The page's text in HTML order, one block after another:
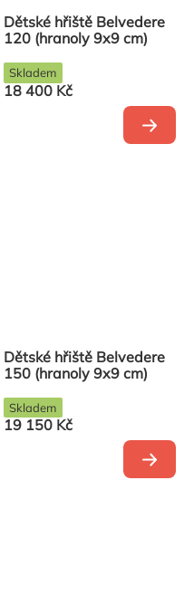
Dětské hřiště Belvedere
120 (hranoly 9x9 cm)
18 400 Kč
Skladem
Dětské hřiště Belvedere
150 (hranoly 9x9 cm)
19 150 Kč
Skladem